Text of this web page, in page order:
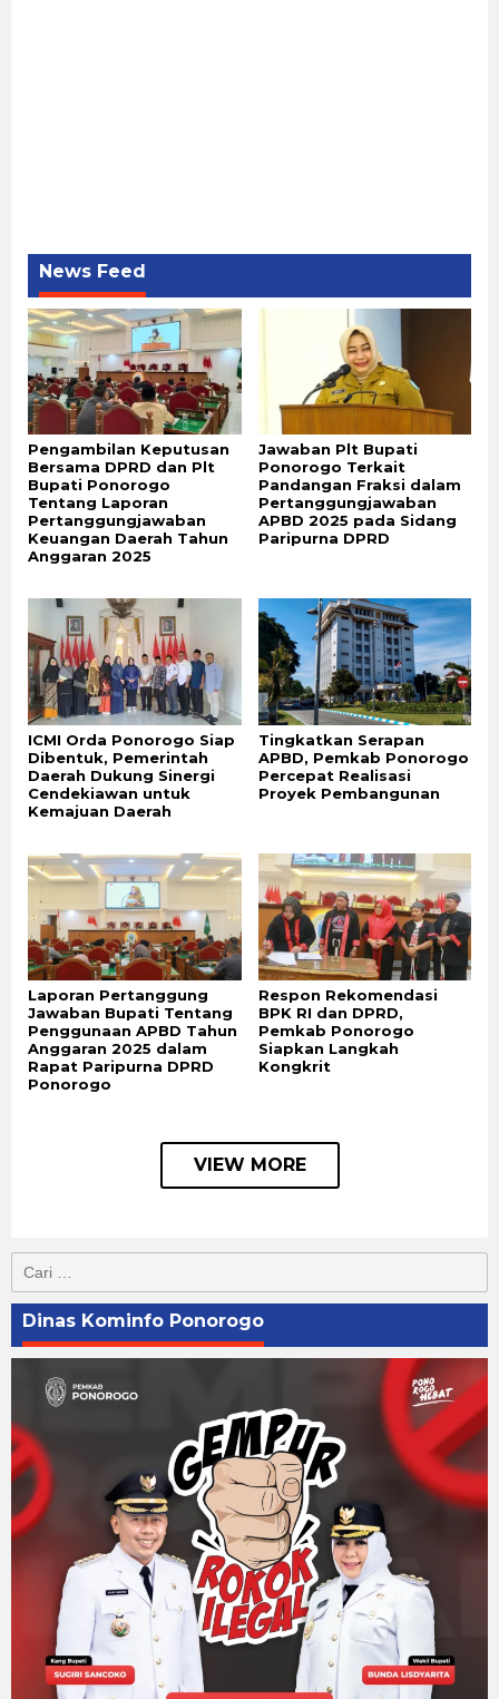
News Feed
Pengambilan Keputusan
Bersama DPRD dan Plt
Bupati Ponorogo
Tentang Laporan
Pertanggungjawaban
Keuangan Daerah Tahun
Anggaran 2025
Jawaban Plt Bupati
Ponorogo Terkait
Pandangan Fraksi dalam
Pertanggungjawaban
APBD 2025 pada Sidang
Paripurna DPRD
ICMI Orda Ponorogo Siap
Dibentuk, Pemerintah
Daerah Dukung Sinergi
Cendekiawan untuk
Kemajuan Daerah
Tingkatkan Serapan
APBD, Pemkab Ponorogo
Percepat Realisasi
Proyek Pembangunan
Laporan Pertanggung
Jawaban Bupati Tentang
Penggunaan APBD Tahun
Anggaran 2025 dalam
Rapat Paripurna DPRD
Ponorogo
Respon Rekomendasi
BPK RI dan DPRD,
Pemkab Ponorogo
Siapkan Langkah
Kongkrit
VIEW MORE
Cari
untuk:
Dinas Kominfo Ponorogo